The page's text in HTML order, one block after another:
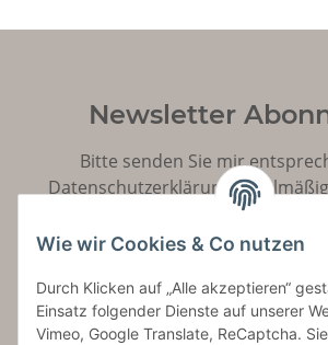
Newsletter
Bitte senden Sie mir
Datenschutzerklärung
widerruflich Informationen zu Ihrem
per E-Mail zu.
Wie wir Cookies & Co nutzen
Durch Klicken auf „Alle akzeptieren“
Einsatz folgender Dienste auf unserer
Vimeo, Google Translate, ReCaptcha.